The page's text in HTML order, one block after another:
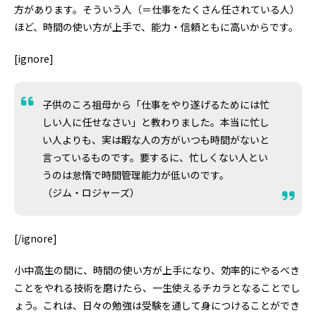
方があります。そういう人（＝仕事をたくさん任されている人）
ほど、時間の使い方が上手で、能力・信頼ともに高いからです。
[ignore]
子供のころ祖母から「仕事をやり遂げるためには忙
しい人に任せなさい」と教わりました。本当に忙し
い人よりも、実は暇な人の方がいつも時間がないと
言っているものです。要するに、忙しくない人とい
うのは怠惰で時間管理能力が低いのです。
（ジム・ロジャーズ）
[/ignore]
小中高生の間に、時間の使い方が上手になり、効率的にやるべき
ことをやれる技術を磨けたら、一生使えるチカラとなることでし
ょう。これは、日々の勉強は受験を通して身につけることができ